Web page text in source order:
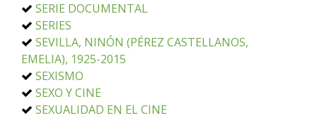
SERIE DOCUMENTAL
SERIES
SEVILLA, NINÓN (PÉREZ CASTELLANOS,
EMELIA), 1925-2015
SEXISMO
SEXO Y CINE
SEXUALIDAD EN EL CINE